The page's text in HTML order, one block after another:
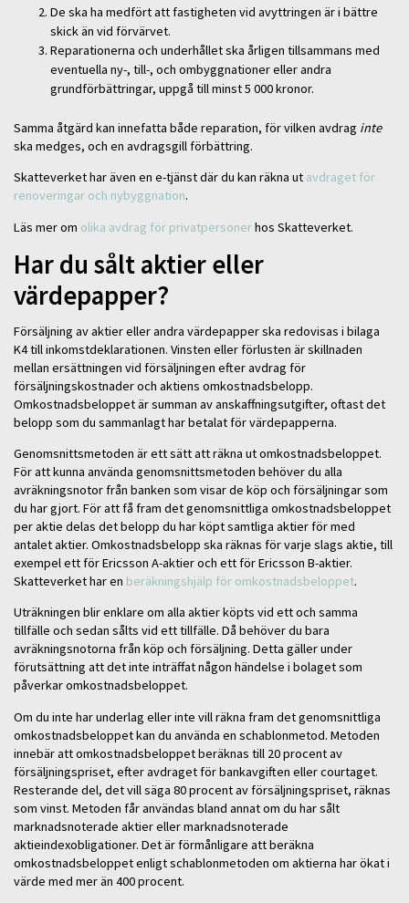
De ska ha medfört att fastigheten vid avyttringen är i bättre
skick än vid förvärvet.
Reparationerna och underhållet ska årligen tillsammans med
eventuella ny-, till-, och ombyggnationer eller andra
grundförbättringar, uppgå till minst 5 000 kronor.
Samma åtgärd kan innefatta både reparation, för vilken avdrag inte
ska medges, och en avdragsgill förbättring.
Skatteverket har även en e-tjänst där du kan räkna ut avdraget för
renoveringar och nybyggnation.
Läs mer om olika avdrag för privatpersonerhos Skatteverket.
Har du sålt aktier eller
värdepapper?
Försäljning av aktier eller andra värdepapper ska redovisas i bilaga
K4 till inkomstdeklarationen. Vinsten eller förlusten är skillnaden
mellan ersättningen vid försäljningen efter avdrag för
försäljningskostnader och aktiens omkostnadsbelopp.
Omkostnadsbeloppet är summan av anskaffningsutgifter, oftast det
belopp som du sammanlagt har betalat för värdepapperna.
Genomsnittsmetoden är ett sätt att räkna ut omkostnadsbeloppet.
För att kunna använda genomsnittsmetoden behöver du alla
avräkningsnotor från banken som visar de köp och försäljningar som
du har gjort. För att få fram det genomsnittliga omkostnadsbeloppet
per aktie delas det belopp du har köpt samtliga aktier för med
antalet aktier. Omkostnadsbelopp ska räknas för varje slags aktie, till
exempel ett för Ericsson A-aktier och ett för Ericsson B-aktier.
Skatteverket har en beräkningshjälp för omkostnadsbeloppet.
Uträkningen blir enklare om alla aktier köpts vid ett och samma
tillfälle och sedan sålts vid ett tillfälle. Då behöver du bara
avräkningsnotorna från köp och försäljning. Detta gäller under
förutsättning att det inte inträffat någon händelse i bolaget som
påverkar omkostnadsbeloppet.
Om du inte har underlag eller inte vill räkna fram det genomsnittliga
omkostnadsbeloppet kan du använda en schablonmetod. Metoden
innebär att omkostnadsbeloppet beräknas till 20 procent av
försäljningspriset, efter avdraget för bankavgiften eller courtaget.
Resterande del, det vill säga 80 procent av försäljningspriset, räknas
som vinst. Metoden får användas bland annat om du har sålt
marknadsnoterade aktier eller marknadsnoterade
aktieindexobligationer. Det är förmånligare att beräkna
omkostnadsbeloppet enligt schablonmetoden om aktierna har ökat i
värde med mer än 400 procent.